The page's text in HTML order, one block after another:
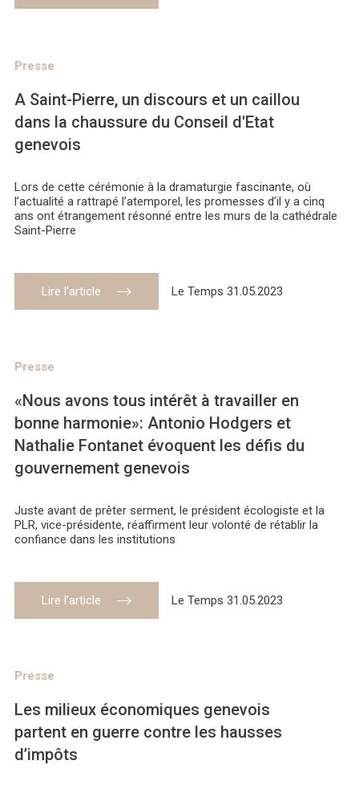
Presse
A Saint-Pierre, un discours et un caillou
dans la chaussure du Conseil d'Etat
genevois
Lors de cette cérémonie à la dramaturgie fascinante, où
l’actualité a rattrapé l’atemporel, les promesses d’il y a cinq
ans ont étrangement résonné entre les murs de la cathédrale
Saint-Pierre
Lire l’article Le Temps 31.05.2023
Presse
«Nous avons tous intérêt à travailler en
bonne harmonie»: Antonio Hodgers et
Nathalie Fontanet évoquent les défis du
gouvernement genevois
Juste avant de prêter serment, le président écologiste et la
PLR, vice-présidente, réaffirment leur volonté de rétablir la
confiance dans les institutions
Lire l’article Le Temps 31.05.2023
Presse
Les milieux économiques genevois
partent en guerre contre les hausses
d’impôts